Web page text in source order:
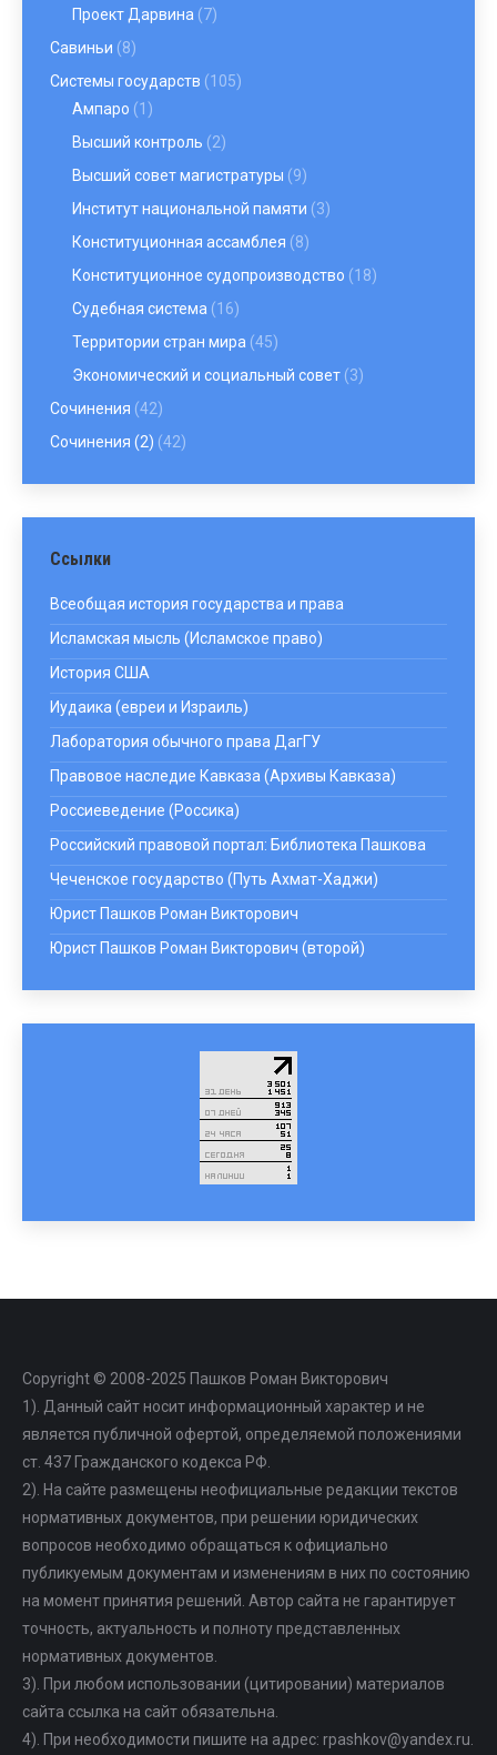
Проект Дарвина (7)
Савиньи (8)
Системы государств (105)
Ампаро (1)
Высший контроль (2)
Высший совет магистратуры (9)
Институт национальной памяти (3)
Конституционная ассамблея (8)
Конституционное судопроизводство (18)
Судебная система (16)
Территории стран мира (45)
Экономический и социальный совет (3)
Сочинения (42)
Сочинения (2) (42)
Ссылки
Всеобщая история государства и права
Исламская мысль (Исламское право)
История США
Иудаика (евреи и Израиль)
Лаборатория обычного права ДагГУ
Правовое наследие Кавказа (Архивы Кавказа)
Россиеведение (Россика)
Российский правовой портал: Библиотека Пашкова
Чеченское государство (Путь Ахмат-Хаджи)
Юрист Пашков Роман Викторович
Юрист Пашков Роман Викторович (второй)
Copyright © 2008-2025 Пашков Роман Викторович
1). Данный сайт носит информационный характер и не
является публичной офертой, определяемой положениями
ст. 437 Гражданского кодекса РФ.
2). На сайте размещены неофициальные редакции текстов
нормативных документов, при решении юридических
вопросов необходимо обращаться к официально
публикуемым документам и изменениям в них по состоянию
на момент принятия решений. Автор сайта не гарантирует
точность, актуальность и полноту представленных
нормативных документов.
3). При любом использовании (цитировании) материалов
сайта ссылка на сайт обязательна.
4). При необходимости пишите на адрес: rpashkov@yandex.ru.